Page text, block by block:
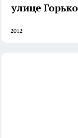
улице
2012